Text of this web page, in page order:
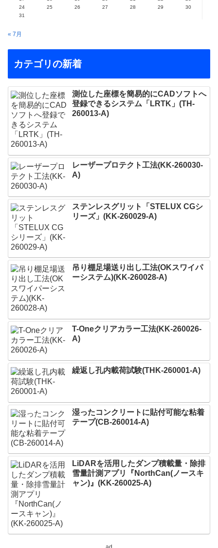
24
25 26 27 28 29
30
31
« 7月
カテゴリの新着
測位した座標を簡易的にCADソフトへ
登録できるシステム「LRTK」(TH-
260013-A)
レーザープロテクト⼯法(KK-260030-
A)
ステンレスグリット「STELUX CGシ
リーズ」(KK-260029-A)
吊り棚足場送り出し工法(OKスワイパ
ーシステム)(KK-260028-A)
T-Oneクリアカラー工法(KK-260026-
A)
繰返し孔内載荷試験(THK-260001-A)
湿ったコンクリートに貼付可能な粘着
テープ(CB-260014-A)
LiDARを活用したダンプ積載量・除排
雪量計測アプリ『NorthCan(ノースキ
ャン)』(KK-260025-A)